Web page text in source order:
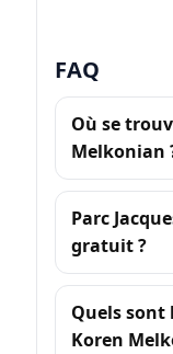
FAQ
Où se
Melkonian
Parc
gratuit ?
Quels sont
Koren